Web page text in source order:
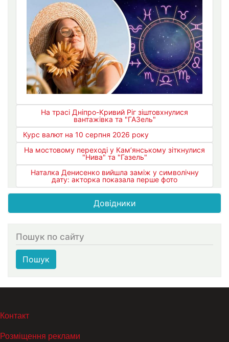
На трасі Дніпро-Кривий Ріг зіштовхнулися
вантажівка та "ГАЗель"
Курс валют на 10 серпня 2026 року
На мостовому переході у Кам’янському зіткнулися
"Нива" та "Газель"
Наталка Денисенко вийшла заміж у символічну
дату: акторка показала перше фото
Довідники
Пошук по сайту
Пошук
МЕНЮ В ПОДВАЛЕ
Контакт
Розміщення реклами